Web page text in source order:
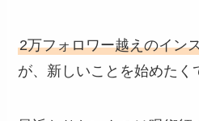
2万フォロワー越えのイン
が、新しいことを始めたく